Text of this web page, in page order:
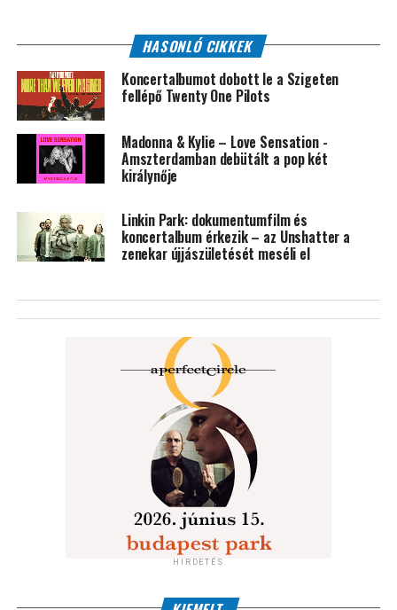
HASONLÓ CIKKEK
Koncertalbumot dobott le a Szigeten
fellépő Twenty One Pilots
Madonna & Kylie – Love Sensation -
Amszterdamban debütált a pop két
királynője
Linkin Park: dokumentumfilm és
koncertalbum érkezik – az Unshatter a
zenekar újjászületését meséli el
HIRDETÉS